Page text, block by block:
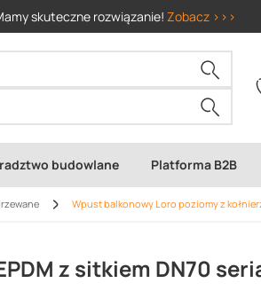
skuteczne rozwiązanie! Zobacz >>>
budowlane Platforma B2B
Wpust balkonowy Loro poziomy z
z sitkiem DN70